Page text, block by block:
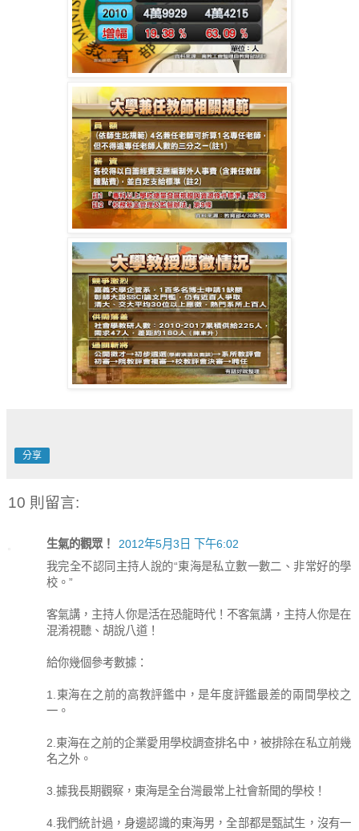
分享
10 則留言:
生氣的觀眾！
2012年5月3日 下午6:02
我完全不認同主持人說的“東海是私立數一數二、非常好的學
校。”
客氣講，主持人你是活在恐龍時代！不客氣講，主持人你是在
混淆視聽、胡說八道！
給你幾個參考數據：
1.東海在之前的高教評鑑中，是年度評鑑最差的兩間學校之
一。
2.東海在之前的企業愛用學校調查排名中，被排除在私立前幾
名之外。
3.據我長期觀察，東海是全台灣最常上社會新聞的學校！
4.我們統計過，身邊認識的東海男，全部都是甄試生，沒有一